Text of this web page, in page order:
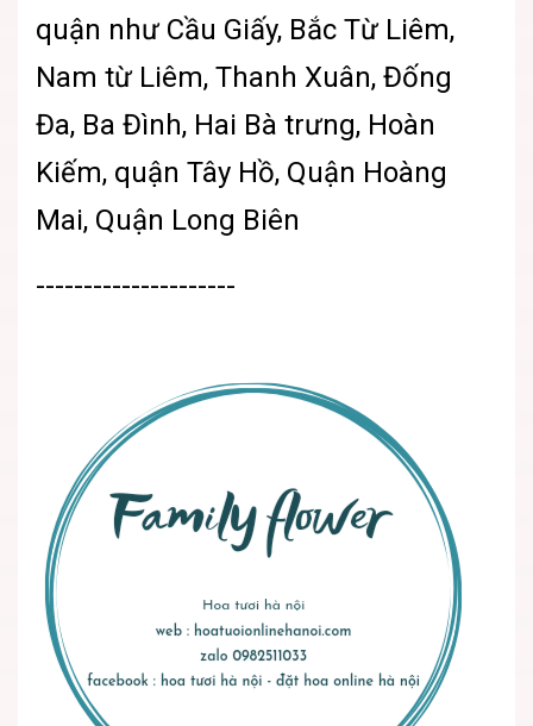
quận như Cầu Giấy, Bắc Từ Liêm,
Nam từ Liêm, Thanh Xuân, Đống
Đa, Ba Đình, Hai Bà trưng, Hoàn
Kiếm, quận Tây Hồ, Quận Hoàng
Mai, Quận Long Biên
---------------------